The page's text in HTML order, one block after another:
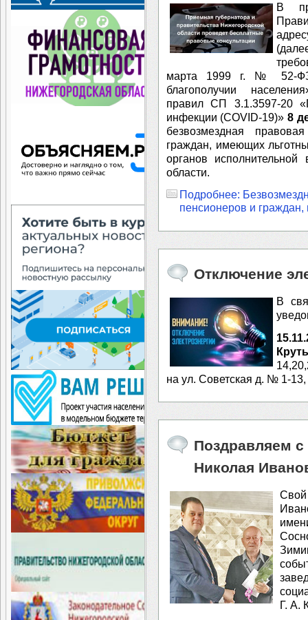
В
марта 1999 г. № 52-ФЗ
благополучии
правил СП 3.1.3597-20
инфекции (COVID-19)»8
безвозмездная
граждан, имеющих
органов
области.
Подробнее:
пенсионеров и
Отключение
В
на ул. Советская д. № 1-
Поздравляем
Николая
Г. А.